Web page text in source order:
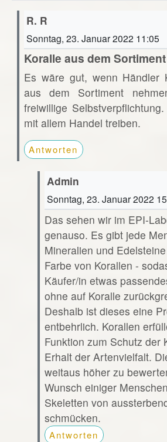
R. R
Sonntag, 23. Januar 2022 11:05
Koralle aus dem
Es wäre gut, wenn Händler
aus dem Sortiment
freiwillige
mit allem Handel treiben.
Antworten
Admin
Sonntag, 23. Januar 2022
Das sehen wir im EPI-
genauso. Es gibt jede
Mineralien und
Farbe von Korallen -
Käufer/in etwas
ohne auf Koralle
Deshalb ist dieses eine
entbehrlich. Korallen
Funktion zum Schutz der
Erhalt der Artenvielfalt.
weitaus höher zu
Wunsch einiger
Skeletten von
schmücken.
Antworten